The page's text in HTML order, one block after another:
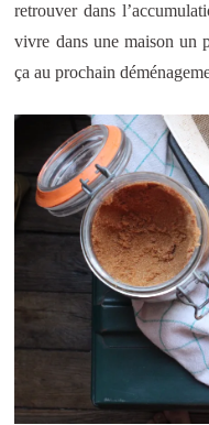
retrouver dans
vivre dans une maison un
ça au prochain